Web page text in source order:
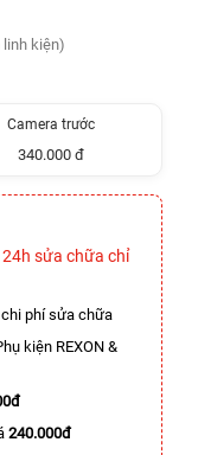
linh kiện)
Camera trước
340.000 đ
sửa chữa chỉ
chi phí sửa chữa
kiện REXON &
240.000đ